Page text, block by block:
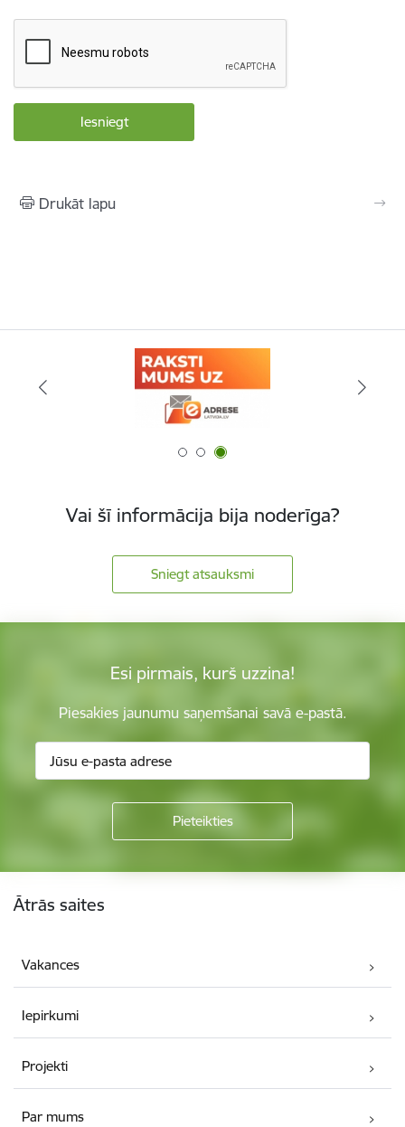
Drukāt lapu
Vai šī informācija bija noderīga?
Sniegt atsauksmi
Esi pirmais, kurš uzzina!
Piesakies jaunumu saņemšanai savā e-pastā.
Ātrās saites
Vakances
Iepirkumi
Projekti
Par mums